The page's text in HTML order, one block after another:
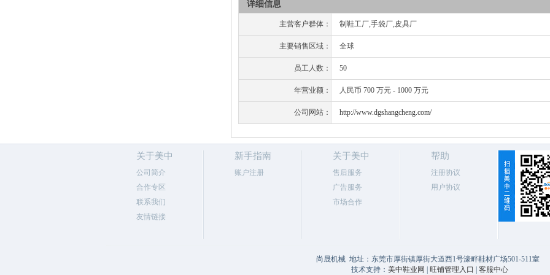
详细信息
主营客户群体： 制鞋工厂,手袋厂,皮具厂
主要销售区域： 全球
员工人数： 50
年营业额： 人民币 700 万元 - 1000 万元
公司网站： http://www.dgshangcheng.com/
关于美中
公司简介
合作专区
联系我们
友情链接
新手指南
账户注册
关于美中
售后服务
广告服务
市场合作
帮助
注册协议
用户协议
尚晟机械 地址：东莞市厚街镇厚街大道西1号濠畔鞋材广场501-511室
技术支持： 美中鞋业网 旺铺管理入口 客服中心